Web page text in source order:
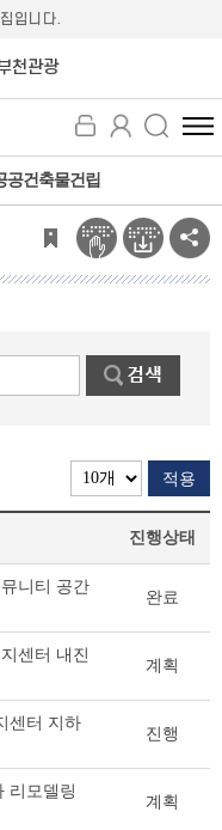
입니다.
천관광
전
체
뉴
보
기
공건축물건립
적용
진행상태
니티 공간
완료
센터 내진
계획
센터 지하
진행
리모델링
계획